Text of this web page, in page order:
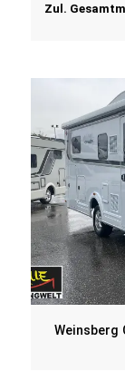
Zul.
Weinsberg